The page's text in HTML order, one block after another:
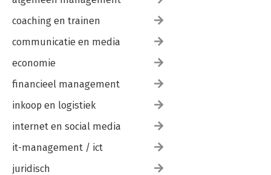
coaching en trainen
communicatie en media
economie
financieel management
inkoop en logistiek
internet en social media
it-management / ict
juridisch